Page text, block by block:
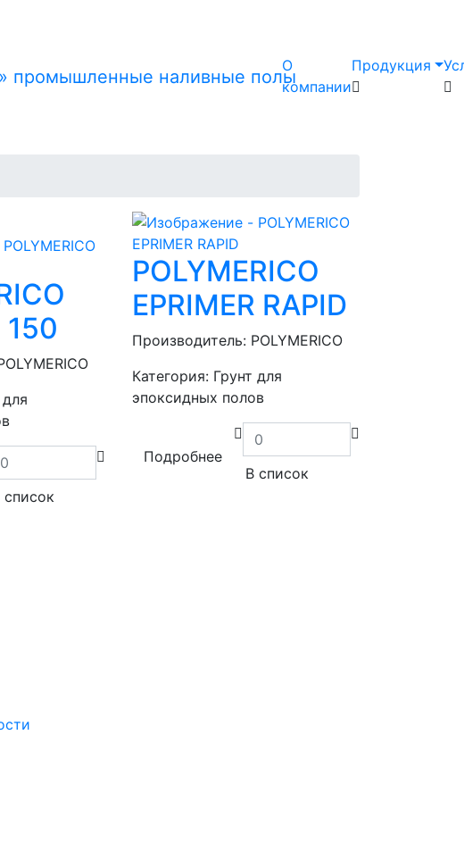
О
компании
Продукция
150
список
POLYMERICO
EPRIMER RAPID
Производитель: POLYMERICO
Категория: Грунт для
эпоксидных полов
Подробнее
В список